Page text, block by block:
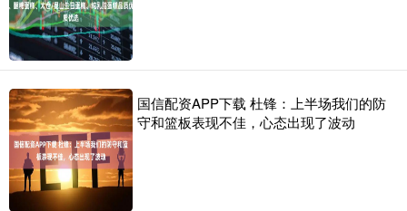
国信配资APP下载 杜锋：上半场我们的防
守和篮板表现不佳，心态出现了波动